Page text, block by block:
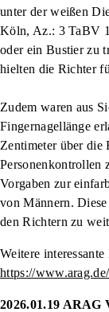
unter der weißen
Köln, Az.: 3 TaBV
oder ein Bustier zu
hielten die Richter
Zudem waren aus
Fingernagellänge
Zentimeter über die
Personenkontrollen
Vorgaben zur
von Männern.
den Richtern zu
Weitere
https://
2026.01.19